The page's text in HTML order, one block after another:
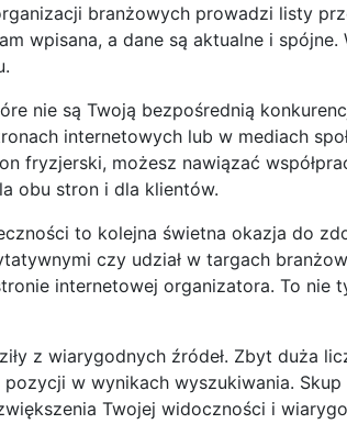
branżowych prowadzi listy
wpisana, a dane są aktualne i
nie są Twoją bezpośrednią
internetowych lub w mediach
fryzjerski, możesz nawiązać
obu stron i dla klientów.
to kolejna świetna okazja do
czy udział w targach
internetowej organizatora. To nie
z wiarygodnych źródeł. Zbyt duża
w wynikach wyszukiwania.
Twojej widoczności i